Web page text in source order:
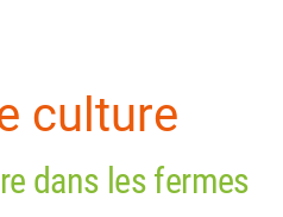
culture
dans les fermes